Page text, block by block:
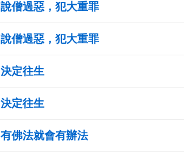
說僧過惡，犯大重罪
說僧過惡，犯大重罪
決定往生
決定往生
有佛法就會有辦法